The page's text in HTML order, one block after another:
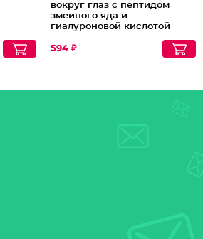
вокруг глаз с пептидом
змеиного яда и
гиалуроновой кислотой
594 ₽